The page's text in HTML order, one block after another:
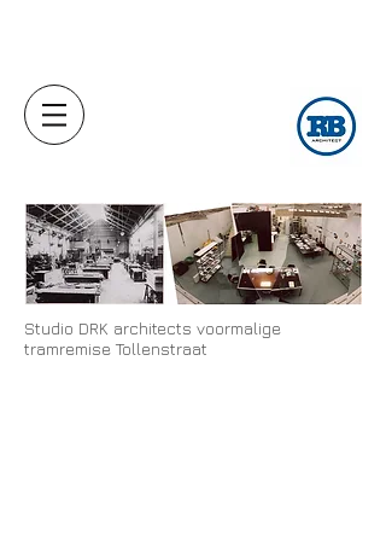
Studio DRK architects voormalige
tramremise Tollenstraat